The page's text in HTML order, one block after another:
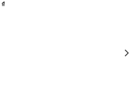
₫